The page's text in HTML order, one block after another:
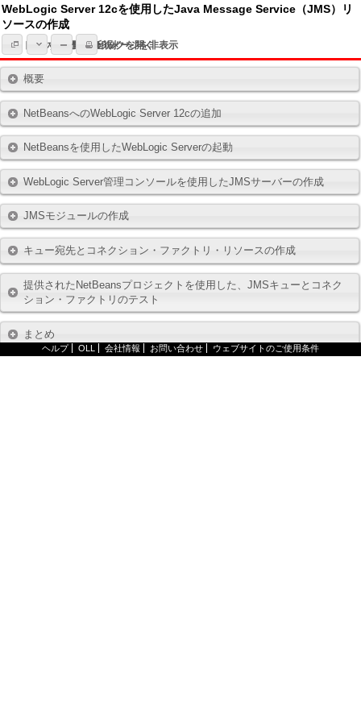
WebLogic Server 12cを使用したJava Message Service（JMS）リ
ソースの作成
トピック一覧
すべてのトピックを開く
全てのイメージを非表示
印刷
概要
NetBeansへのWebLogic Server 12cの追加
NetBeansを使用したWebLogic Serverの起動
WebLogic Server管理コンソールを使用したJMSサーバーの作成
JMSモジュールの作成
キュー宛先とコネクション・ファクトリ・リソースの作成
提供されたNetBeansプロジェクトを使用した、JMSキューとコネク
ション・ファクトリのテスト
まとめ
ヘルプ OLL 会社情報 お問い合わせ ウェブサイトのご使用条件